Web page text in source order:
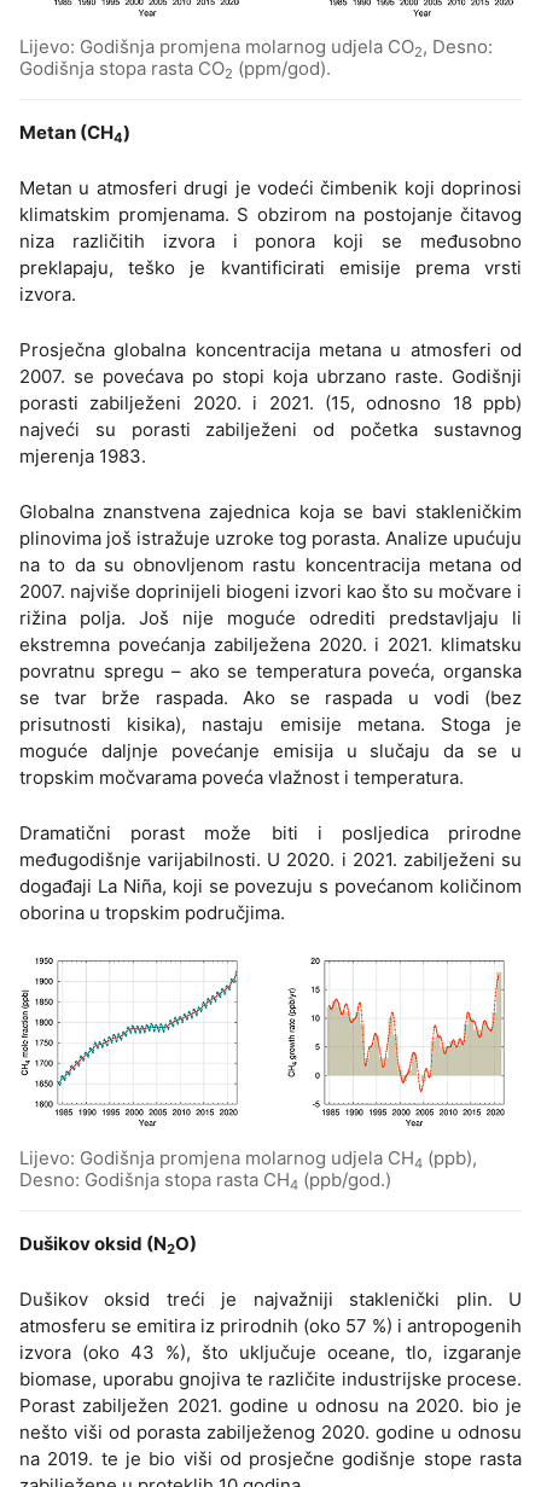
Lijevo: Godišnja promjena molarnog udjela CO2, Desno:
Godišnja stopa rasta CO2 (ppm/god).
Metan (CH4)
Metan u atmosferi drugi je vodeći čimbenik koji doprinosi
klimatskim promjenama. S obzirom na postojanje čitavog
niza različitih izvora i ponora koji se međusobno
preklapaju, teško je kvantificirati emisije prema vrsti
izvora.
Prosječna globalna koncentracija metana u atmosferi od
2007. se povećava po stopi koja ubrzano raste. Godišnji
porasti zabilježeni 2020. i 2021. (15, odnosno 18 ppb)
najveći su porasti zabilježeni od početka sustavnog
mjerenja 1983.
Globalna znanstvena zajednica koja se bavi stakleničkim
plinovima još istražuje uzroke tog porasta. Analize upućuju
na to da su obnovljenom rastu koncentracija metana od
2007. najviše doprinijeli biogeni izvori kao što su močvare i
rižina polja. Još nije moguće odrediti predstavljaju li
ekstremna povećanja zabilježena 2020. i 2021. klimatsku
povratnu spregu – ako se temperatura poveća, organska
se tvar brže raspada. Ako se raspada u vodi (bez
prisutnosti kisika), nastaju emisije metana. Stoga je
moguće daljnje povećanje emisija u slučaju da se u
tropskim močvarama poveća vlažnost i temperatura.
Dramatični porast može biti i posljedica prirodne
međugodišnje varijabilnosti. U 2020. i 2021. zabilježeni su
događaji La Niña, koji se povezuju s povećanom količinom
oborina u tropskim područjima.
Lijevo: Godišnja promjena molarnog udjela CH4 (ppb),
Desno: Godišnja stopa rasta CH4 (ppb/god.)
Dušikov oksid (N2O)
Dušikov oksid treći je najvažniji staklenički plin. U
atmosferu se emitira iz prirodnih (oko 57 %) i antropogenih
izvora (oko 43 %), što uključuje oceane, tlo, izgaranje
biomase, uporabu gnojiva te različite industrijske procese.
Porast zabilježen 2021. godine u odnosu na 2020. bio je
nešto viši od porasta zabilježenog 2020. godine u odnosu
na 2019. te je bio viši od prosječne godišnje stope rasta